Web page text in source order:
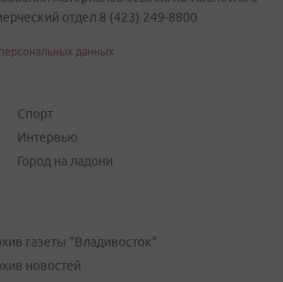
отдел 8 (423) 249-8800
данных
Спорт
Интервью
Город на ладони
газеты "Владивосток"
новостей